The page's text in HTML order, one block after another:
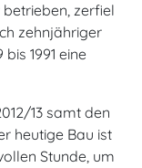
betrieben, zerfiel
zehnjähriger
1991 eine
13 samt den
heutige Bau ist
Stunde, um